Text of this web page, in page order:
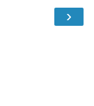
›